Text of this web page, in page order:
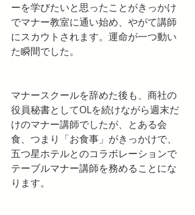
ーを学びたいと思ったことがきっかけ
でマナー教室に通い始め、やがて講師
にスカウトされます。運命が一つ動い
た瞬間でした。
マナースクールを辞めた後も、商社の
役員秘書としてOLを続けながら週末だ
けのマナー講師でしたが、とある会
食、つまり「お食事」がきっかけで、
五つ星ホテルとのコラボレーションで
テーブルマナー講師を務めることにな
ります。